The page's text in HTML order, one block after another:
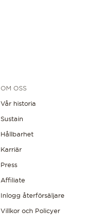
OM OSS
Vår historia
Sustain
Hållbarhet
Karriär
Press
Affiliate
Inlogg återförsäljare
Villkor och Policyer